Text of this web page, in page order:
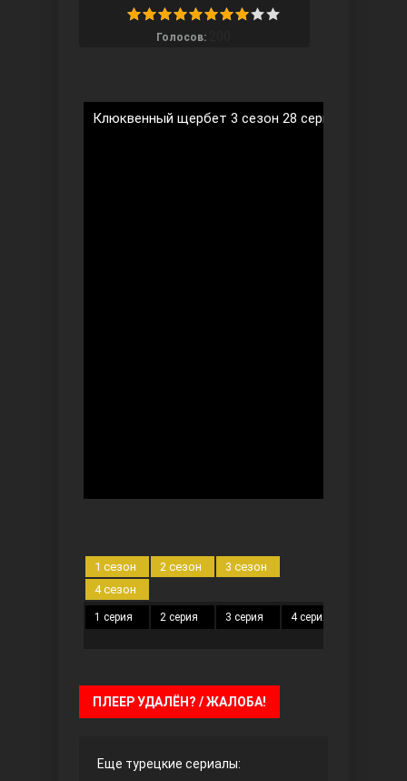
Голосов:
Клюквенный щербет 3 сезон 28 серия на
1 сезон 2 сезон
3 сезон
4 сезон
1 серия 2 серия 3 серия 4 серия
ПЛЕЕР УДАЛЁН? / ЖАЛОБА!
Еще турецкие сериалы: